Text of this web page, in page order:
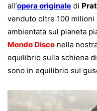
all’opera originale di
venduto oltre 100
ambientata sul pianeta
Mondo Disco nella
equilibrio sulla schiena
sono in equilibrio sul